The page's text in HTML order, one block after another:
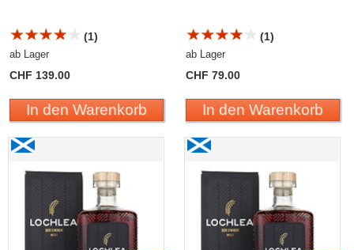
(1)
ab Lager
CHF 139.00
In den Warenkorb
(1)
ab Lager
CHF 79.00
In den Warenkorb
Lochlea Cask Strength «Batch 2» 2024 Single Malt
Lochlea Cask Strength
Malt Scotch Whisky